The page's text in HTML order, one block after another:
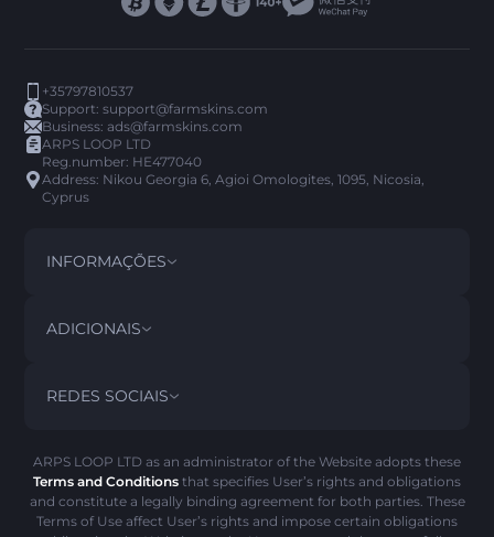
+35797810537
Support:support@farmskins.com
Business:ads@farmskins.com
ARPS LOOP LTD
Reg.number: HE477040
Address: Nikou Georgia 6, Agioi Omologites, 1095, Nicosia,
Cyprus
INFORMAÇÕES
TERMOS E CONDIÇÕES
POLITICA DE REEMBOLSO
POLÍTICA DE COOKIES
ADICIONAIS
FAQ
REDES SOCIAIS
ARPS LOOP LTD as an administrator of the Website adopts these
Terms and Conditions that specifies User’s rights and obligations
and constitute a legally binding agreement for both parties. These
Terms of Use affect User’s rights and impose certain obligations